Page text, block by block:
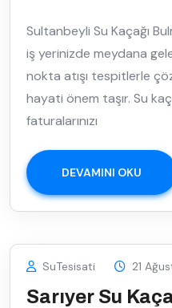
Sultanbeyli Su Kaçağı
iş yerinizde meydana
nokta atışı tespitlerle
hayati önem taşır. Su
faturalarınızı
DEVAMINI OKU
SuTesisati 21
Sarıyer Su